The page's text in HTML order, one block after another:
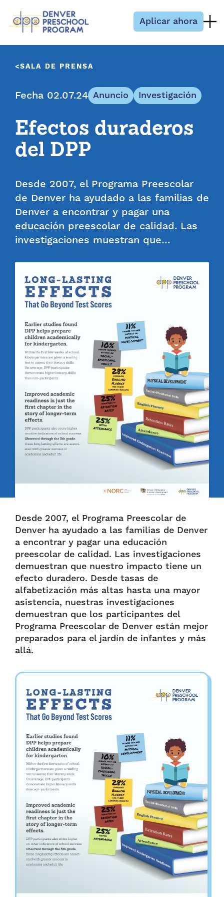
Aplicar ahora
SALA DE PRENSA
Fecha 02.07.24 Anuncio Investigación
Efectos duraderos
del DPP
Desde 2007, el Programa Preescolar
de Denver ha ayudado a las familias de
Denver a encontrar y pagar una
educación preescolar de calidad. Las
investigaciones muestran que…
Desde 2007, el Programa Preescolar de
Denver ha ayudado a las familias de Denver
a encontrar y pagar una educación
preescolar de calidad. Las investigaciones
demuestran que nuestro impacto tiene un
efecto duradero. Desde tasas de
alfabetización más altas hasta una mayor
asistencia, nuestras investigaciones
demuestran que los participantes del
Programa Preescolar de Denver están mejor
preparados para el jardín de infantes y más
allá.